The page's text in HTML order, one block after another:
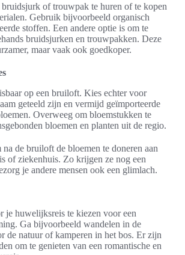
of trouwpak te huren of te kopen
Gebruik bijvoorbeeld organisch
stoffen. Een andere optie is om te
bruidsjurken en trouwpakken. Deze
maar vaak ook goedkoper.
op een bruiloft. Kies echter voor
geteeld zijn en vermijd geïmporteerde
Overweeg om bloemstukken te
bloemen en planten uit de regio.
de bruiloft de bloemen te doneren aan
of ziekenhuis. Zo krijgen ze nog een
je andere mensen ook een glimlach.
je huwelijksreis te kiezen voor een
Ga bijvoorbeeld wandelen in de
de natuur of kamperen in het bos. Er zijn
om te genieten van een romantische en